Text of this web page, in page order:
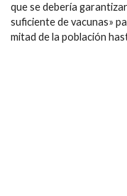
que se debería
suficiente de vacunas»
mitad de la población